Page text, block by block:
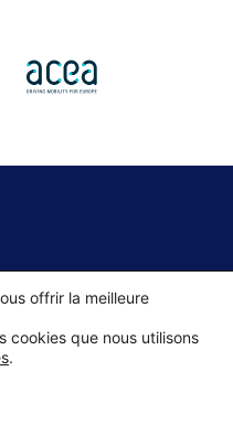
légales
offrir la meilleure
cookies que nous utilisons
.